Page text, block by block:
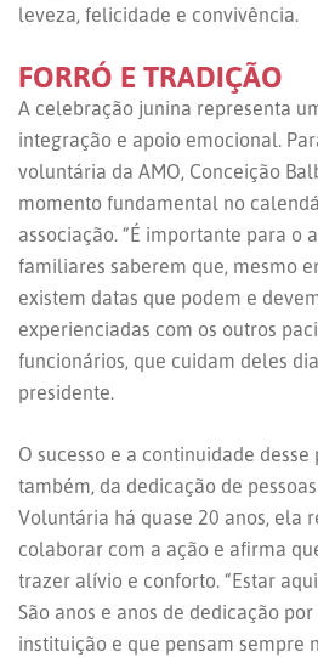
leveza, felicidade e convivência.
FORRÓ E TRADIÇÃO
A celebração junina representa
integração e apoio emocional.
voluntária da AMO, Conceição
momento fundamental no
associação. “É importante para o
familiares saberem que, mesmo
existem datas que podem e
experienciadas com os outros
funcionários, que cuidam deles
presidente.
O sucesso e a continuidade
também, da dedicação de
Voluntária há quase 20 anos, ela
colaborar com a ação e afirma
trazer alívio e conforto. “Estar
São anos e anos de dedicação
instituição e que pensam sempre